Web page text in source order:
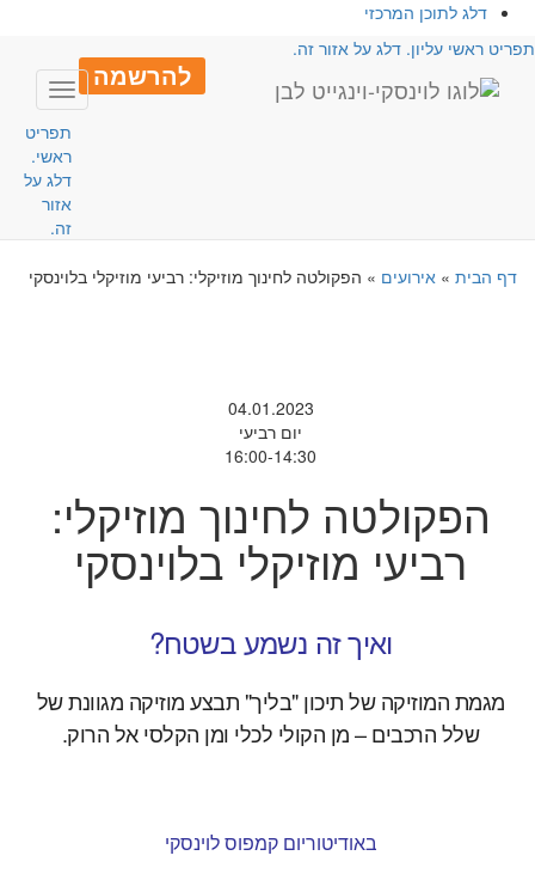
דלג לתוכן המרכזי
ראשי עליון. דלג על אזור זה.
להרשמה
Toggle
תפריט
ראשי.
דלג על
אזור
זה.
דף הבית» אירועים» הפקולטה לחינוך מוזיקלי: רביעי מוזיקלי בלוינסקי
04.01.2023
יום רביעי
16:00-14:30
הפקולטה לחינוך מוזיקלי:
רביעי מוזיקלי בלוינסקי
ואיך זה נשמע בשטח?
מגמת המוזיקה של תיכון "בליך" תבצע מוזיקה מגוונת של
שלל הרכבים – מן הקולי לכלי ומן הקלסי אל הרוק.
באודיטוריום קמפוס לוינסקי